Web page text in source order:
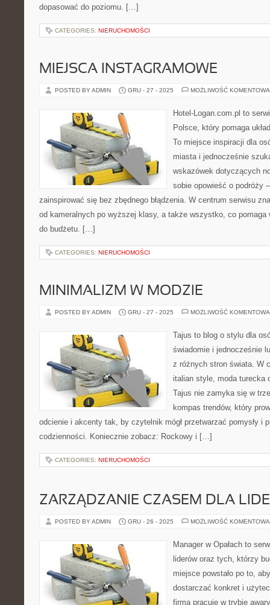
dopasować do poziomu. […]
CATEGORIES: NIERUCHOMOŚCI
MIEJSCA INSTAGRAMOWE
POSTED BY ADMIN GRU - 27 - 2025 MOŻLIWOŚĆ
Hotel-Logan.com.pl to
Polsce, który pomaga
To miejsce inspiracji dla
miasta i jednocześnie
wskazówek dotyczących
sobie opowieść o podróży
zainspirować się bez zbędnego błądzenia. W centrum serwisu
od kameralnych po wyższej klasy, a także wszystko, co pomaga
do budżetu. […]
CATEGORIES: NIERUCHOMOŚCI
MINIMALIZM W MODZIE
POSTED BY ADMIN GRU - 27 - 2025 MOŻLIWOŚĆ
Tajus to blog o stylu dla
świadomie i jednocześnie
z różnych stron świata. W
italian style, moda turecka
Tajus nie zamyka się w
kompas trendów, który
odcienie i akcenty tak, by czytelnik mógł przetwarzać pomysły i
codzienności. Koniecznie zobacz: Rockowy i […]
CATEGORIES: NIERUCHOMOŚCI
ZARZĄDZANIE CZASEM DLA
POSTED BY ADMIN GRU - 26 - 2025 MOŻLIWOŚĆ
Manager w Opałach to
liderów oraz tych, którzy
miejsce powstało po to,
dostarczać konkret i
firma pracuje w trybie